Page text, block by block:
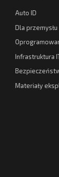
Auto ID
Dla przemysłu
Infrastruktura
Materiały